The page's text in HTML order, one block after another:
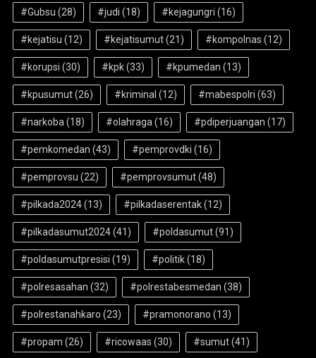
#Gubsu (28) #judi (18) #kejagungri (16)
#kejatisu (12) #kejatisumut(21) #kompolnas (12)
#korupsi (30) #kpk(33) #kpumedan (13)
#kpusumut(26) #kriminal (12) #mabespolri (63)
#narkoba(18) #olahraga(16) #pdiperjuangan (17)
#pemkomedan (43) #pemprovdki (16)
#pemprovsu (22) #pemprovsumut(48)
#pilkada2024(13) #pilkadaserentak(12)
#pilkadasumut2024(41) #poldasumut(91)
#poldasumutpresisi (19) #politik(18)
#polresasahan (32) #polrestabesmedan (38)
#polrestanahkaro (23) #pramonorano (13)
#propam (26) #ricowaas (30) #sumut(41)